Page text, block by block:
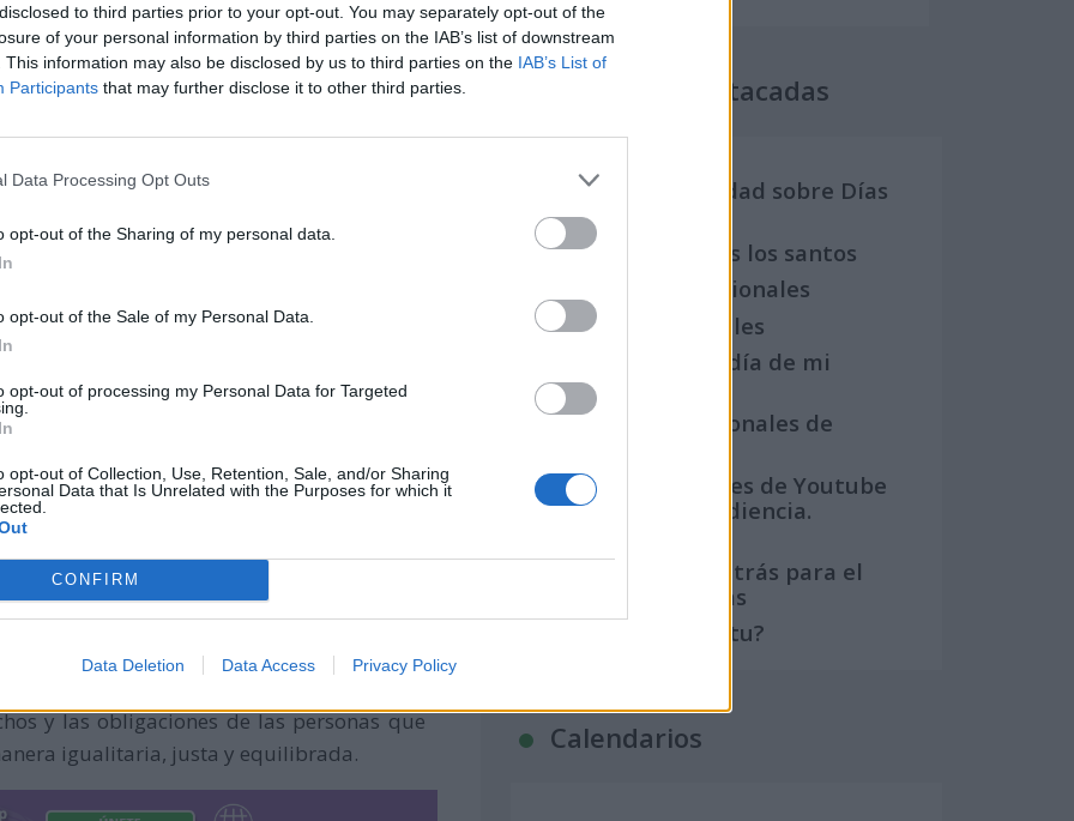
to third parties prior to your opt-out. You may separately opt-out of the
of your personal information by third parties on the IAB’s list of downstream
This information may also be disclosed by us to third parties on the IAB’s List of
Participants that may further disclose it to other third parties.
Data Processing Opt Outs
opt-out of the Sharing of my personal data.
opt-out of the Sale of my Personal Data.
opt-out of processing my Personal Data for Targeted
opt-out of Collection, Use, Retention, Sale, and/or Sharing
Data that Is Unrelated with the Purposes for which it
CONFIRM
Data Deletion Data Access Privacy Policy
Unidas, la búsqueda de la justicia social
directamente a los sistemas ecológicos
que la justicia social sea una realidad. El
si no redunda en el bienestar real y
y defensa de los derechos de todas
de justicia legal.
al disfrute de los derechos humanos
a la supervivencia, a la expresión con
así como a ser tratados con respeto
y las obligaciones de las personas que
igualitaria, justa y equilibrada.
Secciones destacadas
Noticias y actualidad sobre Días
Internacionales
Onomástica. Todos los santos
Semanas Internacionales
Años Internacionales
Qué se celebra el día de mi
cumpleaños
Eventos internacionales de
Los mejores canales de Youtube
según nuestra audiencia.
Crea una cuenta atrás para el
evento que quieras
¿Qué día crearías tu?
Calendarios